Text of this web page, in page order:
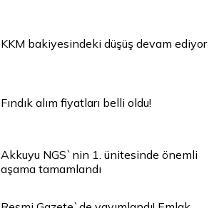
KKM bakiyesindeki düşüş devam ediyor
Fındık alım fiyatları belli oldu!
Akkuyu NGS`nin 1. ünitesinde önemli
aşama tamamlandı